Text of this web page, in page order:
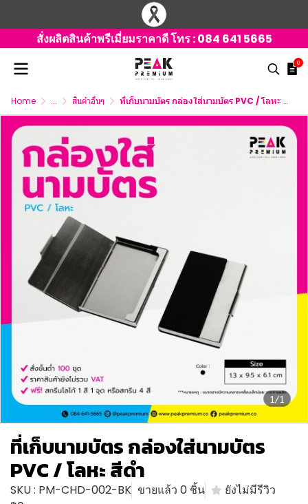
สั่งผลิตสินค้าพรีเมี่ยมราคาดี โทร :084 641 5665
0
Home ... สินค้าอื่นๆ ที่เก็บนามบัตร กล่องใส่นามบัตร PVC / โลหะ สีดำ
1/1
ที่เก็บนามบัตร กล่องใส่นามบัตร
PVC / โลหะ สีดำ
SKU : PM-CHD-002-BK ขายแล้ว 0 ชิ้น
ยังไม่มีรีวิว